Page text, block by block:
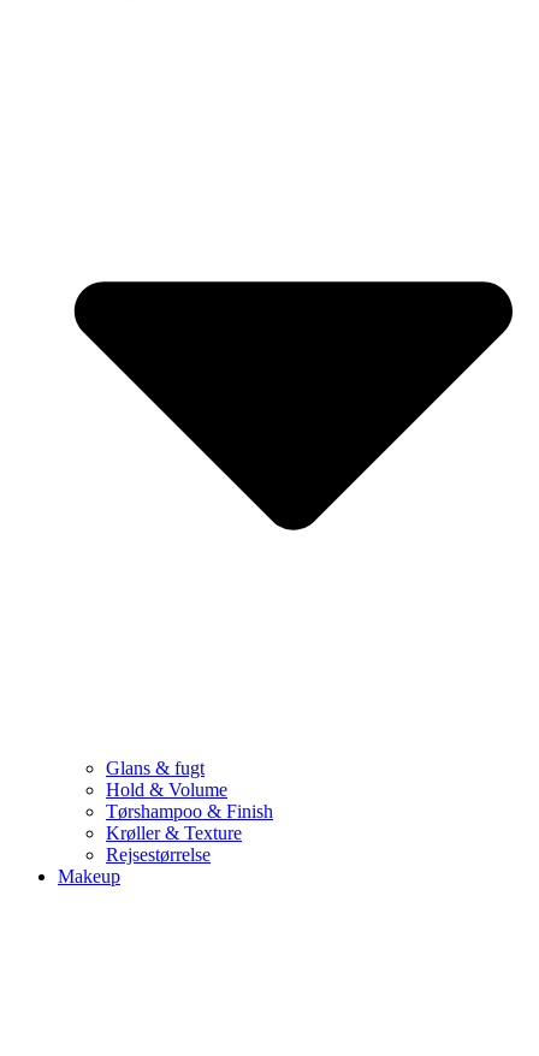
Glans & fugt
Hold & Volume
Tørshampoo & Finish
Krøller & Texture
Rejsestørrelse
Makeup